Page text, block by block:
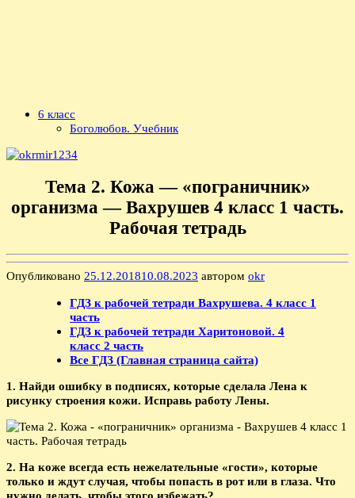
6 класс
Боголюбов. Учебник
Тема 2. Кожа — «пограничник»
организма — Вахрушев 4 класс 1 часть.
Рабочая тетрадь
Опубликовано 25.12.201810.08.2023 автором okr
ГДЗ к рабочей тетради Вахрушева. 4 класс 1
часть
ГДЗ к рабочей тетради Харитоновой. 4
класс 2 часть
Все ГДЗ (Главная страница сайта)
1. Найди ошибку в подписях, которые сделала Лена к
рисунку строения кожи. Исправь работу Лены.
2. На коже всегда есть нежелательные «гости», которые
только и ждут случая, чтобы попасть в рот или в глаза. Что